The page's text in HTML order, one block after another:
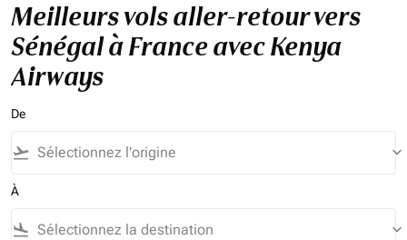
Meilleurs vols aller-retour vers
Sénégal à France avec Kenya
Airways
De
flight_takeoff keyboard_arrow_down
À
flight_land keyboard_arrow_down